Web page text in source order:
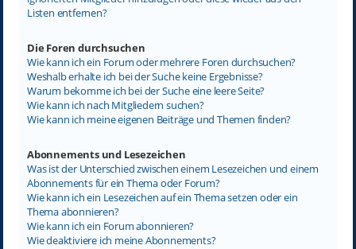
Listen entfernen?
Die Foren durchsuchen
Wie kann ich ein Forum oder mehrere Foren durchsuchen?
Weshalb erhalte ich bei der Suche keine Ergebnisse?
Warum bekomme ich bei der Suche eine leere Seite?
Wie kann ich nach Mitgliedern suchen?
Wie kann ich meine eigenen Beiträge und Themen finden?
Abonnements und Lesezeichen
Was ist der Unterschied zwischen einem Lesezeichen und einem
Abonnements für ein Thema oder Forum?
Wie kann ich ein Lesezeichen auf ein Thema setzen oder ein
Thema abonnieren?
Wie kann ich ein Forum abonnieren?
Wie deaktiviere ich meine Abonnements?